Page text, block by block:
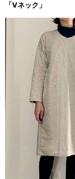
「Vネック」